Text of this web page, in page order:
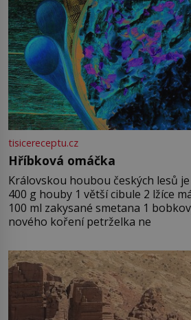
tisicereceptu.cz
Hříbková omáčka
Královskou houbou českých lesů je pravý
400 g houby 1 větší cibule 2 lžíce
100 ml zakysané smetana 1
nového koření petrželka ne